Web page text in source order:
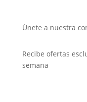
Únete a nuestra
Recibe ofertas
semana